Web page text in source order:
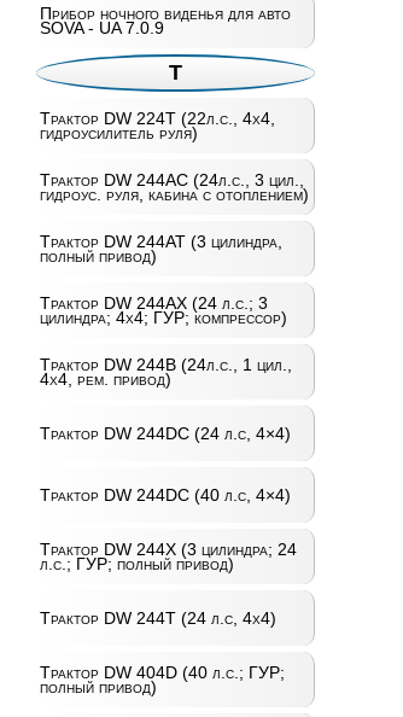
Прибор ночного виденья для авто
SOVA - UA 7.0.9
Т
Трактор DW 224T (22л.с., 4х4,
гидроусилитель руля)
Трактор DW 244AC (24л.с., 3 цил.,
гидроус. руля, кабина с отоплением)
Трактор DW 244AT (3 цилиндра,
полный привод)
Трактор DW 244AХ (24 л.с.; 3
цилиндра; 4х4; ГУР; компрессор)
Трактор DW 244B (24л.с., 1 цил.,
4х4, рем. привод)
Трактор DW 244DC (24 л.с, 4×4)
Трактор DW 244DC (40 л.с, 4×4)
Трактор DW 244X (3 цилиндра; 24
л.с.; ГУР; полный привод)
Трактор DW 244Т (24 л.с, 4х4)
Трактор DW 404D (40 л.с.; ГУР;
полный привод)